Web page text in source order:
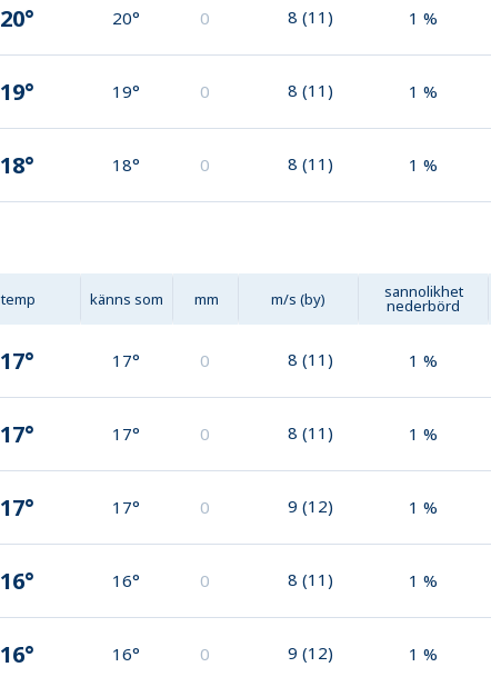
20° 20° 0 8 (11) 1 %
19° 19° 0 8 (11) 1 %
18° 18° 0 8 (11) 1 %
temp känns som mm m/s (by) sannolikhet
nederbörd
17° 17° 0 8 (11) 1 %
17° 17° 0 8 (11) 1 %
17° 17° 0 9 (12) 1 %
16° 16° 0 8 (11) 1 %
16° 16° 0 9 (12) 1 %